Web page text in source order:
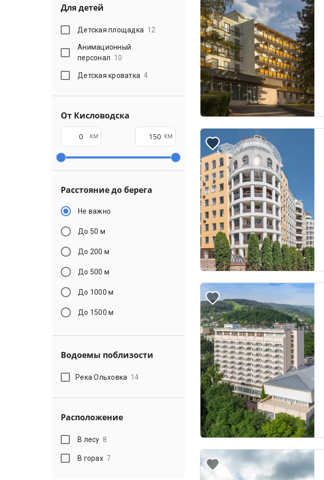
Для детей
Детская площадка 12
Анимационный
персонал 10
Детская кроватка 4
От Кисловодска
км км
Расстояние до берега
Не важно
До 50 м
До 200 м
До 500 м
До 1000 м
До 1500 м
Водоемы поблизости
Река Ольховка 14
Расположение
В лесу 8
В горах 7